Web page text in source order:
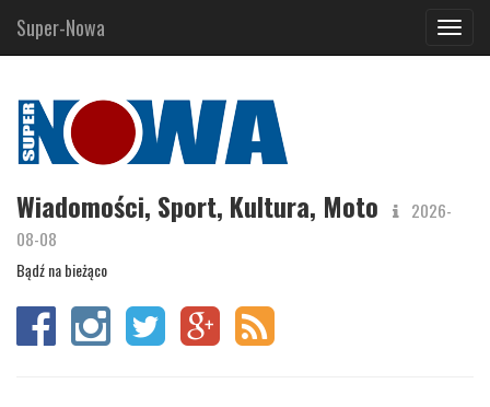
Super-Nowa
Wiadomości, Sport, Kultura, Moto
2026-
08-08
Bądź na bieżąco